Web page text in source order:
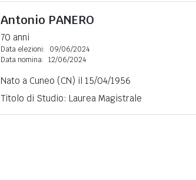
Antonio PANERO
70 anni
Data elezioni:
09/06/2024
Data nomina: 12/06/2024
Nato a Cuneo (CN) il 15/04/1956
Titolo di Studio: Laurea Magistrale